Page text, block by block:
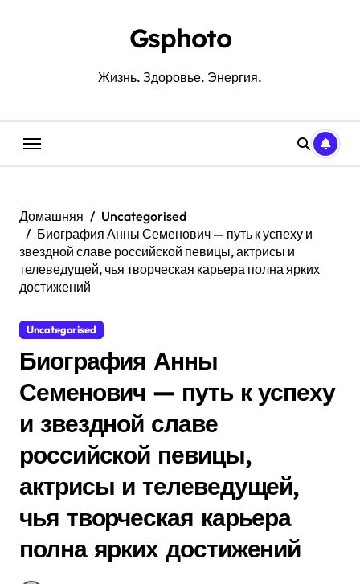
Gsphoto
Жизнь. Здоровье. Энергия.
Домашняя
Uncategorised
Биография Анны Семенович — путь к успеху и
звездной славе российской певицы, актрисы и
телеведущей, чья творческая карьера полна ярких
достижений
Uncategorised
Биография Анны
Семенович — путь к успеху
и звездной славе
российской певицы,
актрисы и телеведущей,
чья творческая карьера
полна ярких достижений